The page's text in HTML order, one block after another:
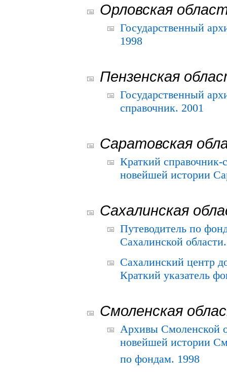
Орловская
Государственный
1998
Пензенская
Государственный
справочник. 2001
Саратовская
Краткий
новейшей истории
Сахалинская
Путеводитель по
Сахалинской
Сахалинский центр
Краткий указатель
Смоленская
Архивы Смоленской
новейшей истории
по фондам. 1998